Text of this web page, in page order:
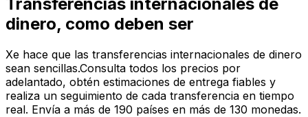
dinero, como deben ser
Xe hace que las transferencias internacionales de dinero
sean sencillas.Consulta todos los precios por
adelantado, obtén estimaciones de entrega fiables y
realiza un seguimiento de cada transferencia en tiempo
real. Envía a más de 190 países en más de 130 monedas.